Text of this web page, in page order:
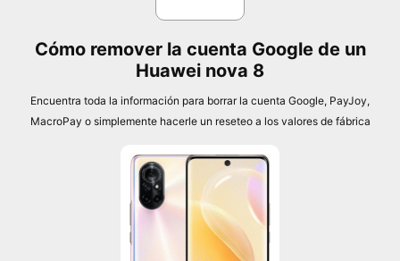
Cómo remover la cuenta Google de un
Huawei nova 8
Encuentra toda la información para borrar la cuenta Google, PayJoy,
MacroPay o simplemente hacerle un reseteo a los valores de fábrica